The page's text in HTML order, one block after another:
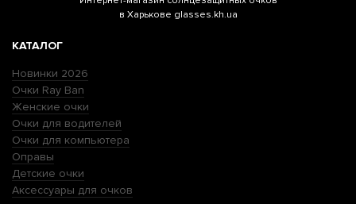
в Харькове glasses.kh.ua
КАТАЛОГ
Новинки 2026
Очки Ray Ban
Женские очки
Очки для водителей
Очки для компьютера
Оправы
Детские очки
Аксессуары для очков